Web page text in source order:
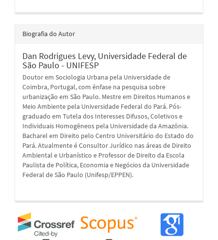
Biografia do Autor
Dan Rodrigues Levy, Universidade Federal de
São Paulo - UNIFESP
Doutor em Sociologia Urbana pela Universidade de
Coimbra, Portugal, com ênfase na pesquisa sobre
urbanização em São Paulo. Mestre em Direitos Humanos e
Meio Ambiente pela Universidade Federal do Pará. Pós-
graduado em Tutela dos Interesses Difusos, Coletivos e
Individuais Homogêneos pela Universidade da Amazônia.
Bacharel em Direito pelo Centro Universitário do Estado do
Pará. Atualmente é Consultor Jurídico nas áreas de Direito
Ambiental e Urbanístico e Professor de Direito da Escola
Paulista de Política, Economia e Negócios da Universidade
Federal de São Paulo (Unifesp/EPPEN).